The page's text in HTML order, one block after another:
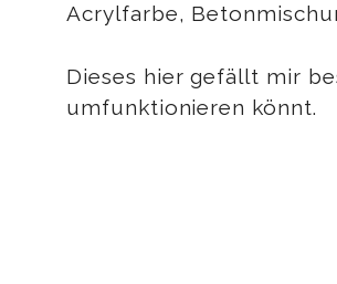
Acrylfarbe,
Dieses hier gefällt mir
umfunktionieren könnt.